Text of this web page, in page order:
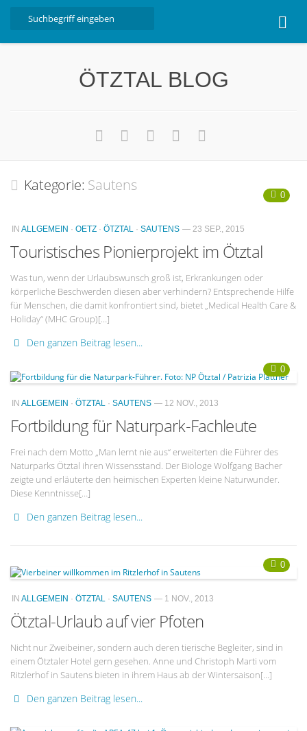
Nützliche Informationen
Free W-LAN Verzeichnis Ötztal
Impressum
Kontakt
Datenschutzerklärung
ÖTZTAL BLOG
Kategorie: Sautens
0
IN ALLGEMEIN · OETZ · ÖTZTAL · SAUTENS — 23 SEP., 2015
Touristisches Pionierprojekt im Ötztal
Was tun, wenn der Urlaubswunsch groß ist, Erkrankungen oder
körperliche Beschwerden diesen aber verhindern? Entsprechende Hilfe
für Menschen, die damit konfrontiert sind, bietet „Medical Health Care &
Holiday“ (MHC Group)[…]
Den ganzen Beitrag lesen...
0
IN ALLGEMEIN · ÖTZTAL · SAUTENS — 12 NOV., 2013
Fortbildung für Naturpark-Fachleute
Frei nach dem Motto „Man lernt nie aus“ erweiterten die Führer des
Naturparks Ötztal ihren Wissensstand. Der Biologe Wolfgang Bacher
zeigte und erläuterte den heimischen Experten kleine Naturwunder.
Diese Kenntnisse[…]
Den ganzen Beitrag lesen...
0
IN ALLGEMEIN · ÖTZTAL · SAUTENS — 1 NOV., 2013
Ötztal-Urlaub auf vier Pfoten
Nicht nur Zweibeiner, sondern auch deren tierische Begleiter, sind in
einem Ötztaler Hotel gern gesehen. Anne und Christoph Marti vom
Ritzlerhof in Sautens bieten in ihrem Haus ab der Wintersaison[…]
Den ganzen Beitrag lesen...